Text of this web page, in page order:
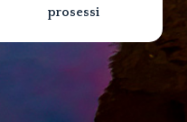
prosessi